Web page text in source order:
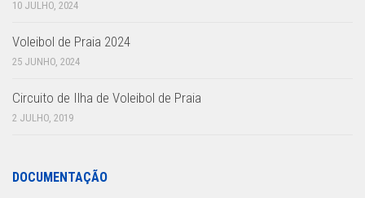
10 JULHO, 2024
Voleibol de Praia 2024
25 JUNHO, 2024
Circuito de Ilha de Voleibol de Praia
2 JULHO, 2019
DOCUMENTAÇÃO